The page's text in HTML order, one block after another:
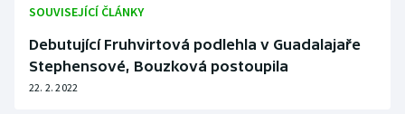
Ostatní
SOUVISEJÍCÍ ČLÁNKY
Debutující Fruhvirtová podlehla v Guadalajaře
Stephensové, Bouzková postoupila
22. 2. 2022